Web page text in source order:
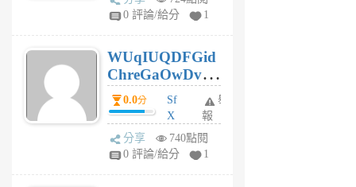
gl
個
月
前
0 評論/給分
1
WUqIUQDFGid
ChreGaOwDv
dY0.0分
Sf
X
Pe
Jc
舉
報
分享
740點閱
0 評論/給分
1